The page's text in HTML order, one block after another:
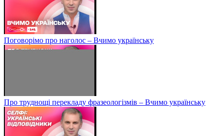
Поговорімо про наголос – Вчимо українську
Про труднощі перекладу фразеологізмів – Вчимо українську